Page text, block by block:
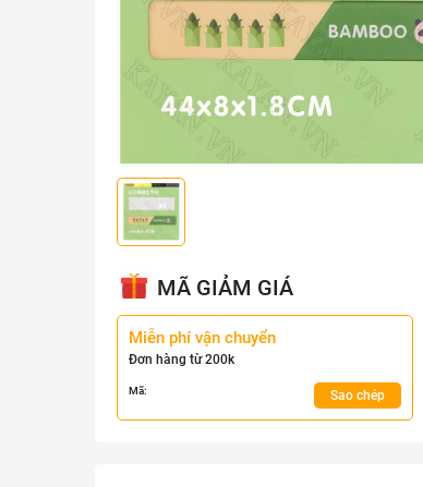
MÃ GIẢM GIÁ
Miễn phí vận chuyển
Đơn hàng từ 200k
Mã: Sao chép